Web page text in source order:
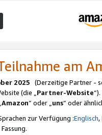
am
2025 (Derzeitige Partner -
(die „Partner-Website
Amazon“ oder „uns“ oder
zur Verfügung :Englisch,